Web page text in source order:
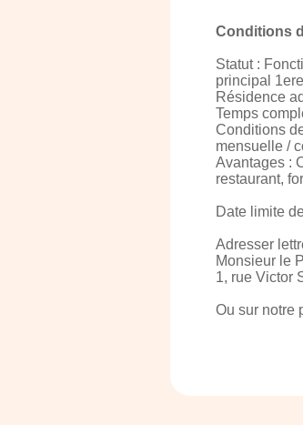
Conditions
Statut :
principal
Résidence
Temps
Conditions
mensuelle /
Avantages :
restaurant,
Date limite
Adresser
Monsieur le
1, rue Victor
Ou sur notre